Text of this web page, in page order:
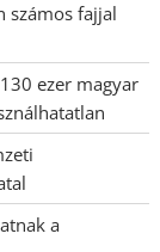
számos fajjal
ezer magyar
a